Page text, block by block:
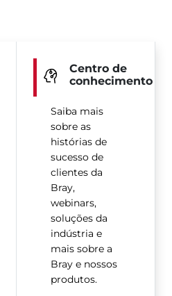
Centro de
conhecimento
Saiba mais
sobre as
histórias de
sucesso de
clientes da
Bray,
webinars,
soluções da
indústria e
mais sobre a
Bray e nossos
produtos.